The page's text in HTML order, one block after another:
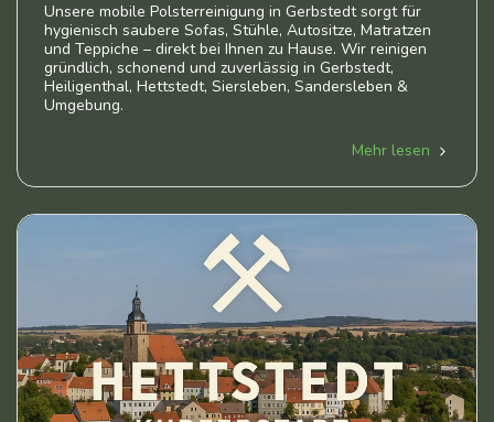
Unsere mobile Polsterreinigung in Gerbstedt sorgt für
hygienisch saubere Sofas, Stühle, Autositze, Matratzen
und Teppiche – direkt bei Ihnen zu Hause. Wir reinigen
gründlich, schonend und zuverlässig in Gerbstedt,
Heiligenthal, Hettstedt, Siersleben, Sandersleben &
Umgebung.
Mehr lesen